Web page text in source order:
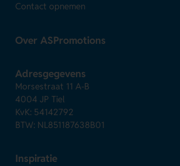
Contact opnemen
Over ASPromotions
Adresgegevens
Morsestraat 11 A-B
4004 JP Tiel
KvK: 54142792
BTW: NL851187638B01
Inspiratie